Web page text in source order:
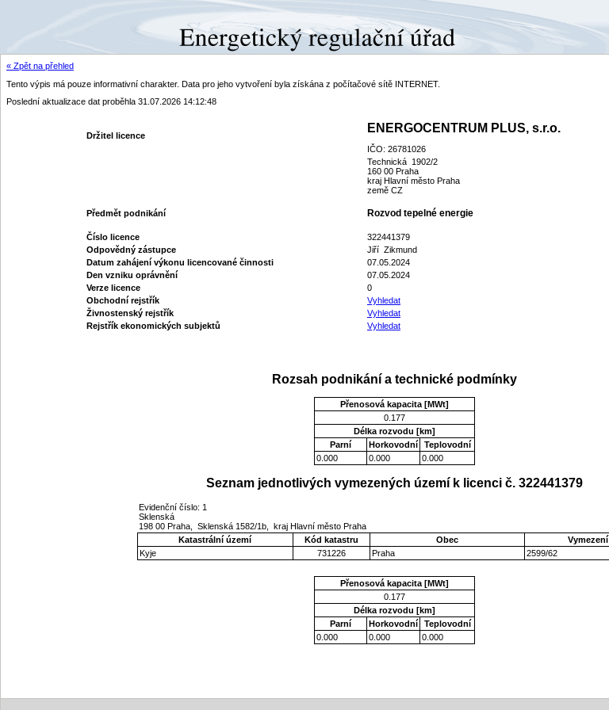
« Zpět na přehled
Tento výpis má pouze informativní charakter. Data pro jeho vytvoření byla získána z počítačové sítě INTERNET.
Poslední aktualizace dat proběhla 31.07.2026 14:12:48
Držitel licence
ENERGOCENTRUM PLUS, s.r.o.
IČO: 26781026
Technická 1902/2
160 00 Praha
kraj Hlavní město Praha
země CZ
Předmět podnikání Rozvod tepelné energie
Číslo licence
322441379
Odpovědný zástupce
Jiří Zikmund
Datum zahájení výkonu licencované činnosti
07.05.2024
Den vzniku oprávnění
07.05.2024
Verze licence
0
Obchodní rejstřík
Vyhledat
Živnostenský rejstřík
Vyhledat
Rejstřík ekonomických subjektů
Vyhledat
Rozsah podnikání a technické podmínky
Přenosová kapacita [MWt]
0.177
Délka rozvodu [km]
Parní
Horkovodní
Teplovodní
0.000
0.000 0.000
Seznam jednotlivých vymezených území k licenci č. 322441379
Evidenční číslo: 1
Sklenská
198 00 Praha, Sklenská 1582/1b, kraj Hlavní město Praha
Katastrální území
Kód katastru Obec
Vymezení
Kyje
731226 Praha 2599/62
Přenosová kapacita [MWt]
0.177
Délka rozvodu [km]
Parní
Horkovodní
Teplovodní
0.000
0.000 0.000